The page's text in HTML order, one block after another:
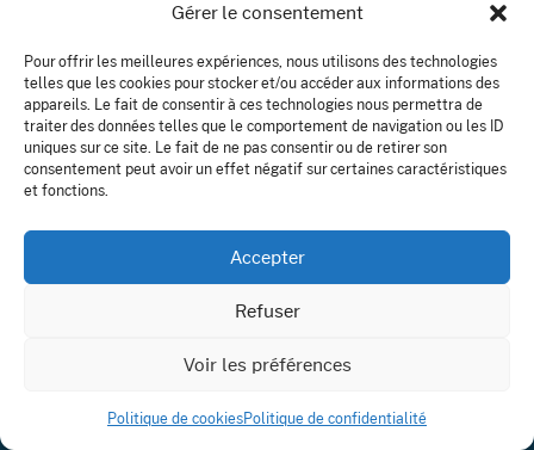
Gérer le consentement
Pour offrir les meilleures expériences, nous utilisons des technologies
telles que les cookies pour stocker et/ou accéder aux informations des
appareils. Le fait de consentir à ces technologies nous permettra de
traiter des données telles que le comportement de navigation ou les ID
uniques sur ce site. Le fait de ne pas consentir ou de retirer son
consentement peut avoir un effet négatif sur certaines caractéristiques
et fonctions.
Accepter
Refuser
Voir les préférences
Politique de cookiesPolitique de confidentialité
41 bis rue Gambetta – BP12
78 250 Meulan-en-Yvelines
01 58 53 57 57